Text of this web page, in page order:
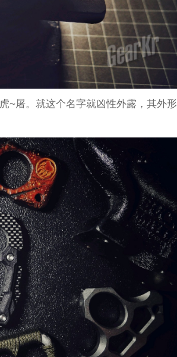
~屠。就这个名字就凶性外露，其外形